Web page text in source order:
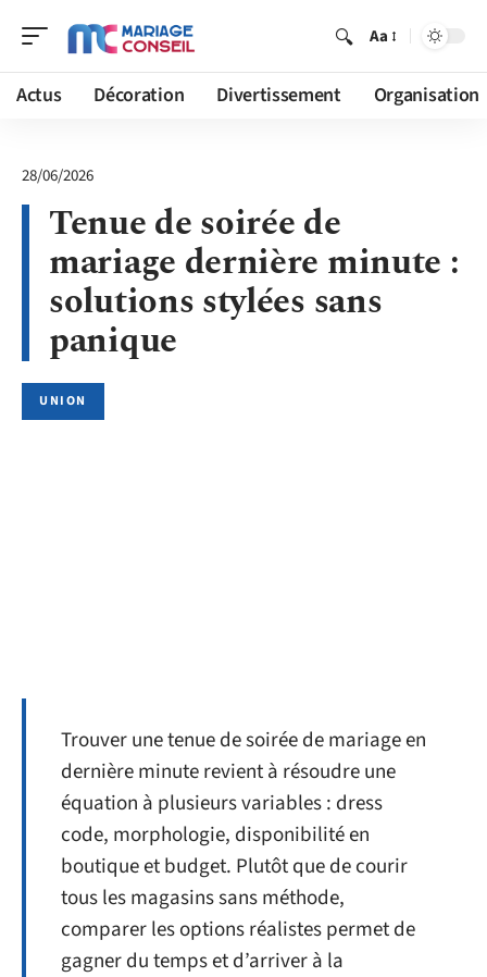
Aa
Actus Décoration Divertissement Organisation
28/06/2026
Tenue de soirée de
mariage dernière minute :
solutions stylées sans
panique
UNION
Trouver une tenue de soirée de mariage en
dernière minute revient à résoudre une
équation à plusieurs variables : dress
code, morphologie, disponibilité en
boutique et budget. Plutôt que de courir
tous les magasins sans méthode,
comparer les options réalistes permet de
gagner du temps et d’arriver à la